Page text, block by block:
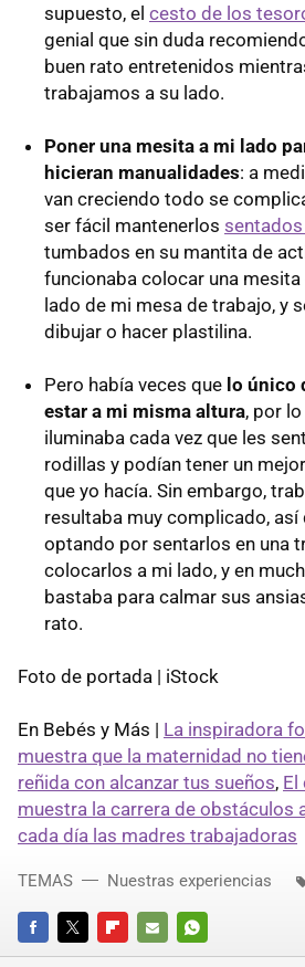
supuesto, el cesto de los
genial que sin duda
buen rato entretenidos
trabajamos a su lado.
Poner una mesita a mi lado
hicieran manualidades: a
van creciendo todo se
ser fácil mantenerlos
tumbados en su mantita de
funcionaba colocar una
lado de mi mesa de trabajo, y
dibujar o hacer plastilina.
Pero había veces que lo único
estar a mi misma altura, por
iluminaba cada vez que les
rodillas y podían tener un
que yo hacía. Sin embargo,
resultaba muy complicado, así
optando por sentarlos en una
colocarlos a mi lado, y en
bastaba para calmar sus
rato.
Foto de portada | iStock
En Bebés y Más | La inspiradora
muestra que la maternidad no
reñida con alcanzar tus sueños, El
muestra la carrera de obstáculos
cada día las madres trabajadoras
FACEBOOKTWITTERFLIPBOARD
E-
WHATSAPP
TEMAS Nuestras experiencias